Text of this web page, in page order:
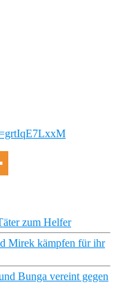
zum Helfer
Mirek kämpfen für ihr
Bunga vereint gegen